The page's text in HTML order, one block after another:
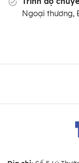
Ngoại thương,